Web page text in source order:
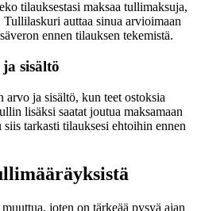
tilauksestasi maksaa tullimaksuja,
auttaa sinua arvioimaan
ennen tilauksen tekemistä.
sisältö
ja sisältö, kun teet ostoksia
lisäksi saatat joutua maksamaan
tarkasti tilauksesi ehtoihin ennen
joten on tärkeää pysyä ajan